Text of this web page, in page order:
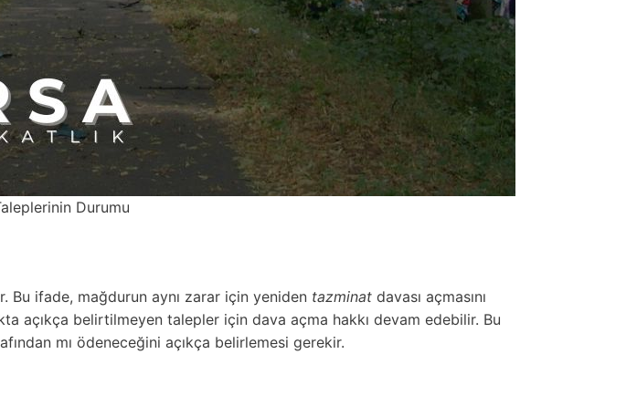
Durumu
Bu ifade, mağdurun aynı zarar için yeniden tazminat davası açmasını
açıkça belirtilmeyen talepler için dava açma hakkı devam edebilir. Bu
mı ödeneceğini açıkça belirlemesi gerekir.